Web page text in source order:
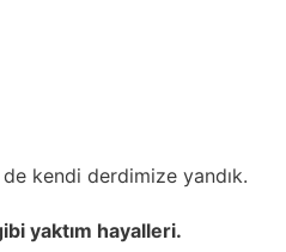
kendi derdimize yandık.
yaktım hayalleri.